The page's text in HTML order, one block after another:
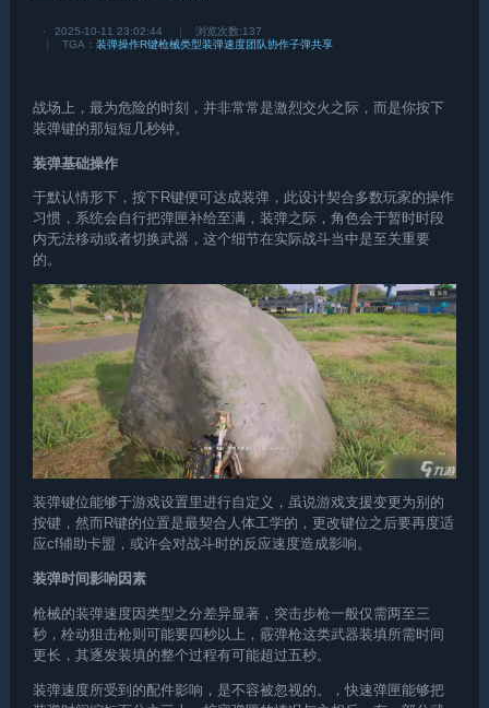
· 2025-10-11 23:02:44 浏览次数:137
TGA： 装弹操作R键枪械类型装弹速度团队协作子弹共享
战场上，最为危险的时刻，并非常常是激烈交火之际，而是你按下
装弹键的那短短几秒钟。
装弹基础操作
于默认情形下，按下R键便可达成装弹，此设计契合多数玩家的操作
习惯，系统会自行把弹匣补给至满，装弹之际，角色会于暂时时段
内无法移动或者切换武器，这个细节在实际战斗当中是至关重要
的。
装弹键位能够于游戏设置里进行自定义，虽说游戏支援变更为别的
按键，然而R键的位置是最契合人体工学的，更改键位之后要再度适
应cf辅助卡盟 ，或许会对战斗时的反应速度造成影响。
装弹时间影响因素
枪械的装弹速度因类型之分差异显著，突击步枪一般仅需两至三
秒，栓动狙击枪则可能要四秒以上，霰弹枪这类武器装填所需时间
更长，其逐发装填的整个过程有可能超过五秒。
装弹速度所受到的配件影响，是不容被忽视的。，快速弹匣能够把